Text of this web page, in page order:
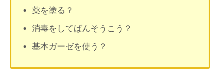
薬を塗る？
消毒をしてばんそうこう？
基本ガーゼを使う？